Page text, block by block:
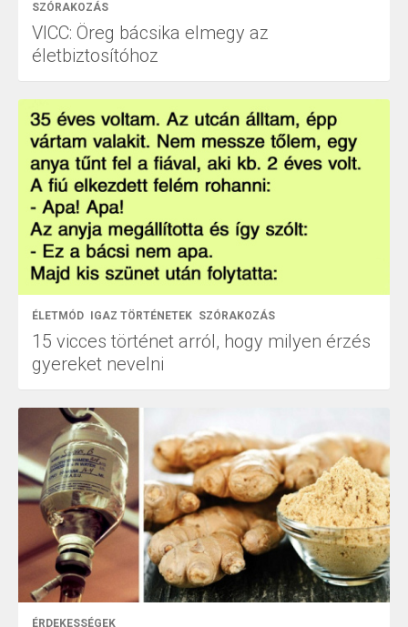
SZÓRAKOZÁS
VICC: Öreg bácsika elmegy az
életbiztosítóhoz
ÉLETMÓD IGAZ TÖRTÉNETEK SZÓRAKOZÁS
15 vicces történet arról, hogy milyen érzés
gyereket nevelni
ÉRDEKESSÉGEK